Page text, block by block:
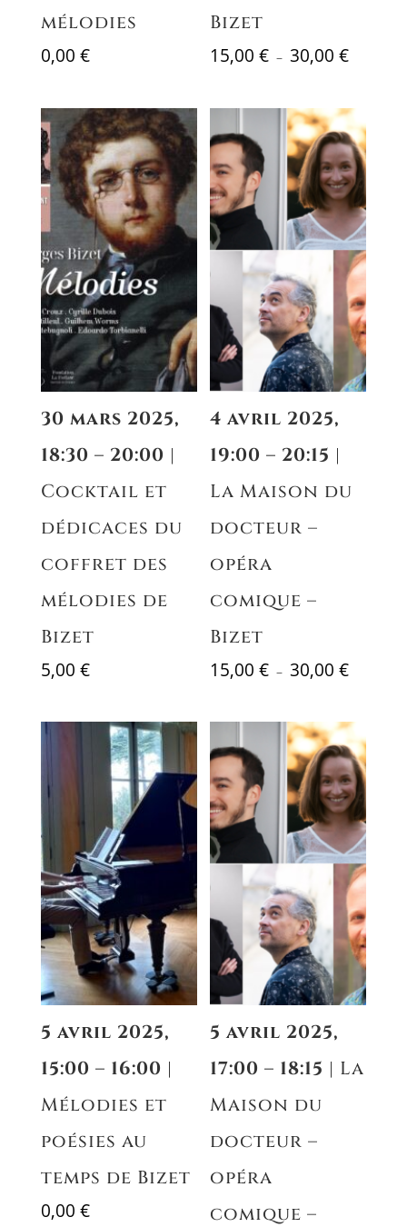
mélodies
0,00 €
Bizet
15,00€ – 30,00€Plage
15,00 €
à
30,00 €
30 mars 2025,
18:30 – 20:00 |
Cocktail et
dédicaces du
coffret des
mélodies de
Bizet
5,00 €
4 avril 2025,
19:00 – 20:15 |
La Maison du
docteur –
opéra
comique –
Bizet
15,00€ – 30,00€Plage
15,00 €
à
30,00 €
5 avril 2025,
15:00 – 16:00 |
Mélodies et
poésies au
temps de Bizet
0,00 €
5 avril 2025,
17:00 – 18:15 | La
Maison du
docteur –
opéra
comique –